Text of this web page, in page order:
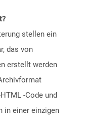
stellen ein
das von
erstellt werden
-Code und
in einer einzigen